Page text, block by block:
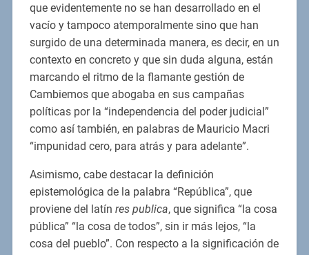
que evidentemente no se han desarrollado en el
vacío y tampoco atemporalmente sino que han
surgido de una determinada manera, es decir, en un
contexto en concreto y que sin duda alguna, están
marcando el ritmo de la flamante gestión de
Cambiemos que abogaba en sus campañas
políticas por la “independencia del poder judicial”
como así también, en palabras de Mauricio Macri
“impunidad cero, para atrás y para adelante”.
Asimismo, cabe destacar la definición
epistemológica de la palabra “República”, que
proviene del latín res publica, que significa “la cosa
pública” “la cosa de todos”, sin ir más lejos, “la
cosa del pueblo”. Con respecto a la significación de